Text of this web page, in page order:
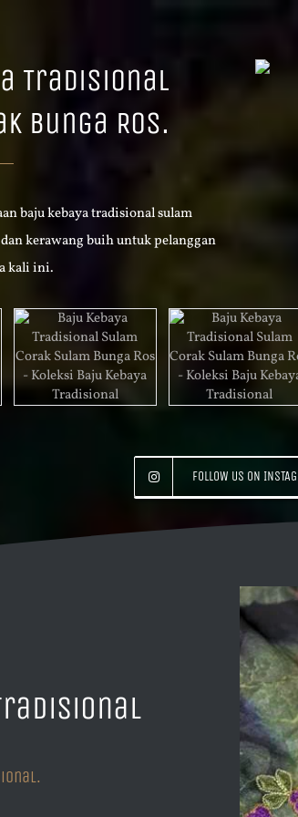
Tradisional
Bunga Ros.
baju kebaya tradisional sulam
kerawang buih untuk pelanggan
kali ini.
FOLLOW US ON